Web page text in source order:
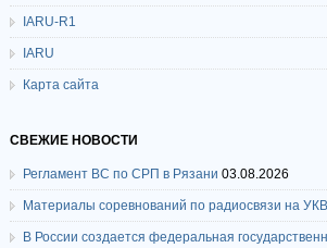
IARU-R1
IARU
Карта сайта
СВЕЖИЕ НОВОСТИ
Регламент ВС по СРП в Рязани 03.08.2026
Материалы соревнований по радиосвязи на
В России создается федеральная